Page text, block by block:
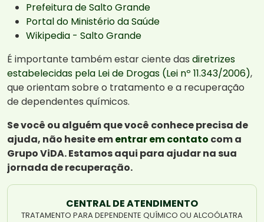
Prefeitura de Salto Grande
Portal do Ministério da Saúde
Wikipedia - Salto Grande
É importante também estar ciente das diretrizes
estabelecidas pela Lei de Drogas (Lei nº 11.343/2006),
que orientam sobre o tratamento e a recuperação
de dependentes químicos.
Se você ou alguém que você conhece precisa de
ajuda, não hesite ementrar em contato com a
Grupo ViDA. Estamos aqui para ajudar na sua
jornada de recuperação.
CENTRAL DE ATENDIMENTO
TRATAMENTO PARA DEPENDENTE QUÍMICO OU ALCOÓLATRA